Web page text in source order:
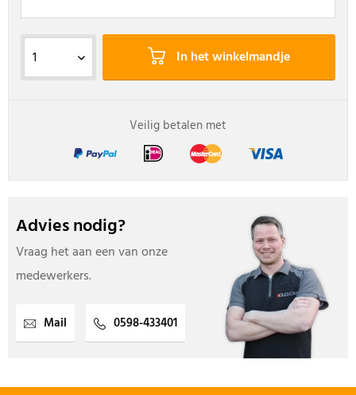
In het winkelmandje
Veilig betalen met
Advies nodig?
Vraag het aan een van onze
medewerkers.
Mail 0598-433401